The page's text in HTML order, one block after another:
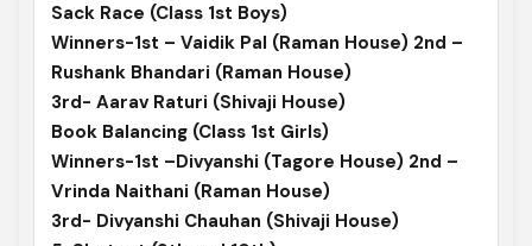
Sack Race (Class 1st Boys)
Winners-1st – Vaidik Pal (Raman House) 2nd –
Rushank Bhandari (Raman House)
3rd- Aarav Raturi (Shivaji House)
Book Balancing (Class 1st Girls)
Winners-1st –Divyanshi (Tagore House) 2nd –
Vrinda Naithani (Raman House)
3rd- Divyanshi Chauhan (Shivaji House)